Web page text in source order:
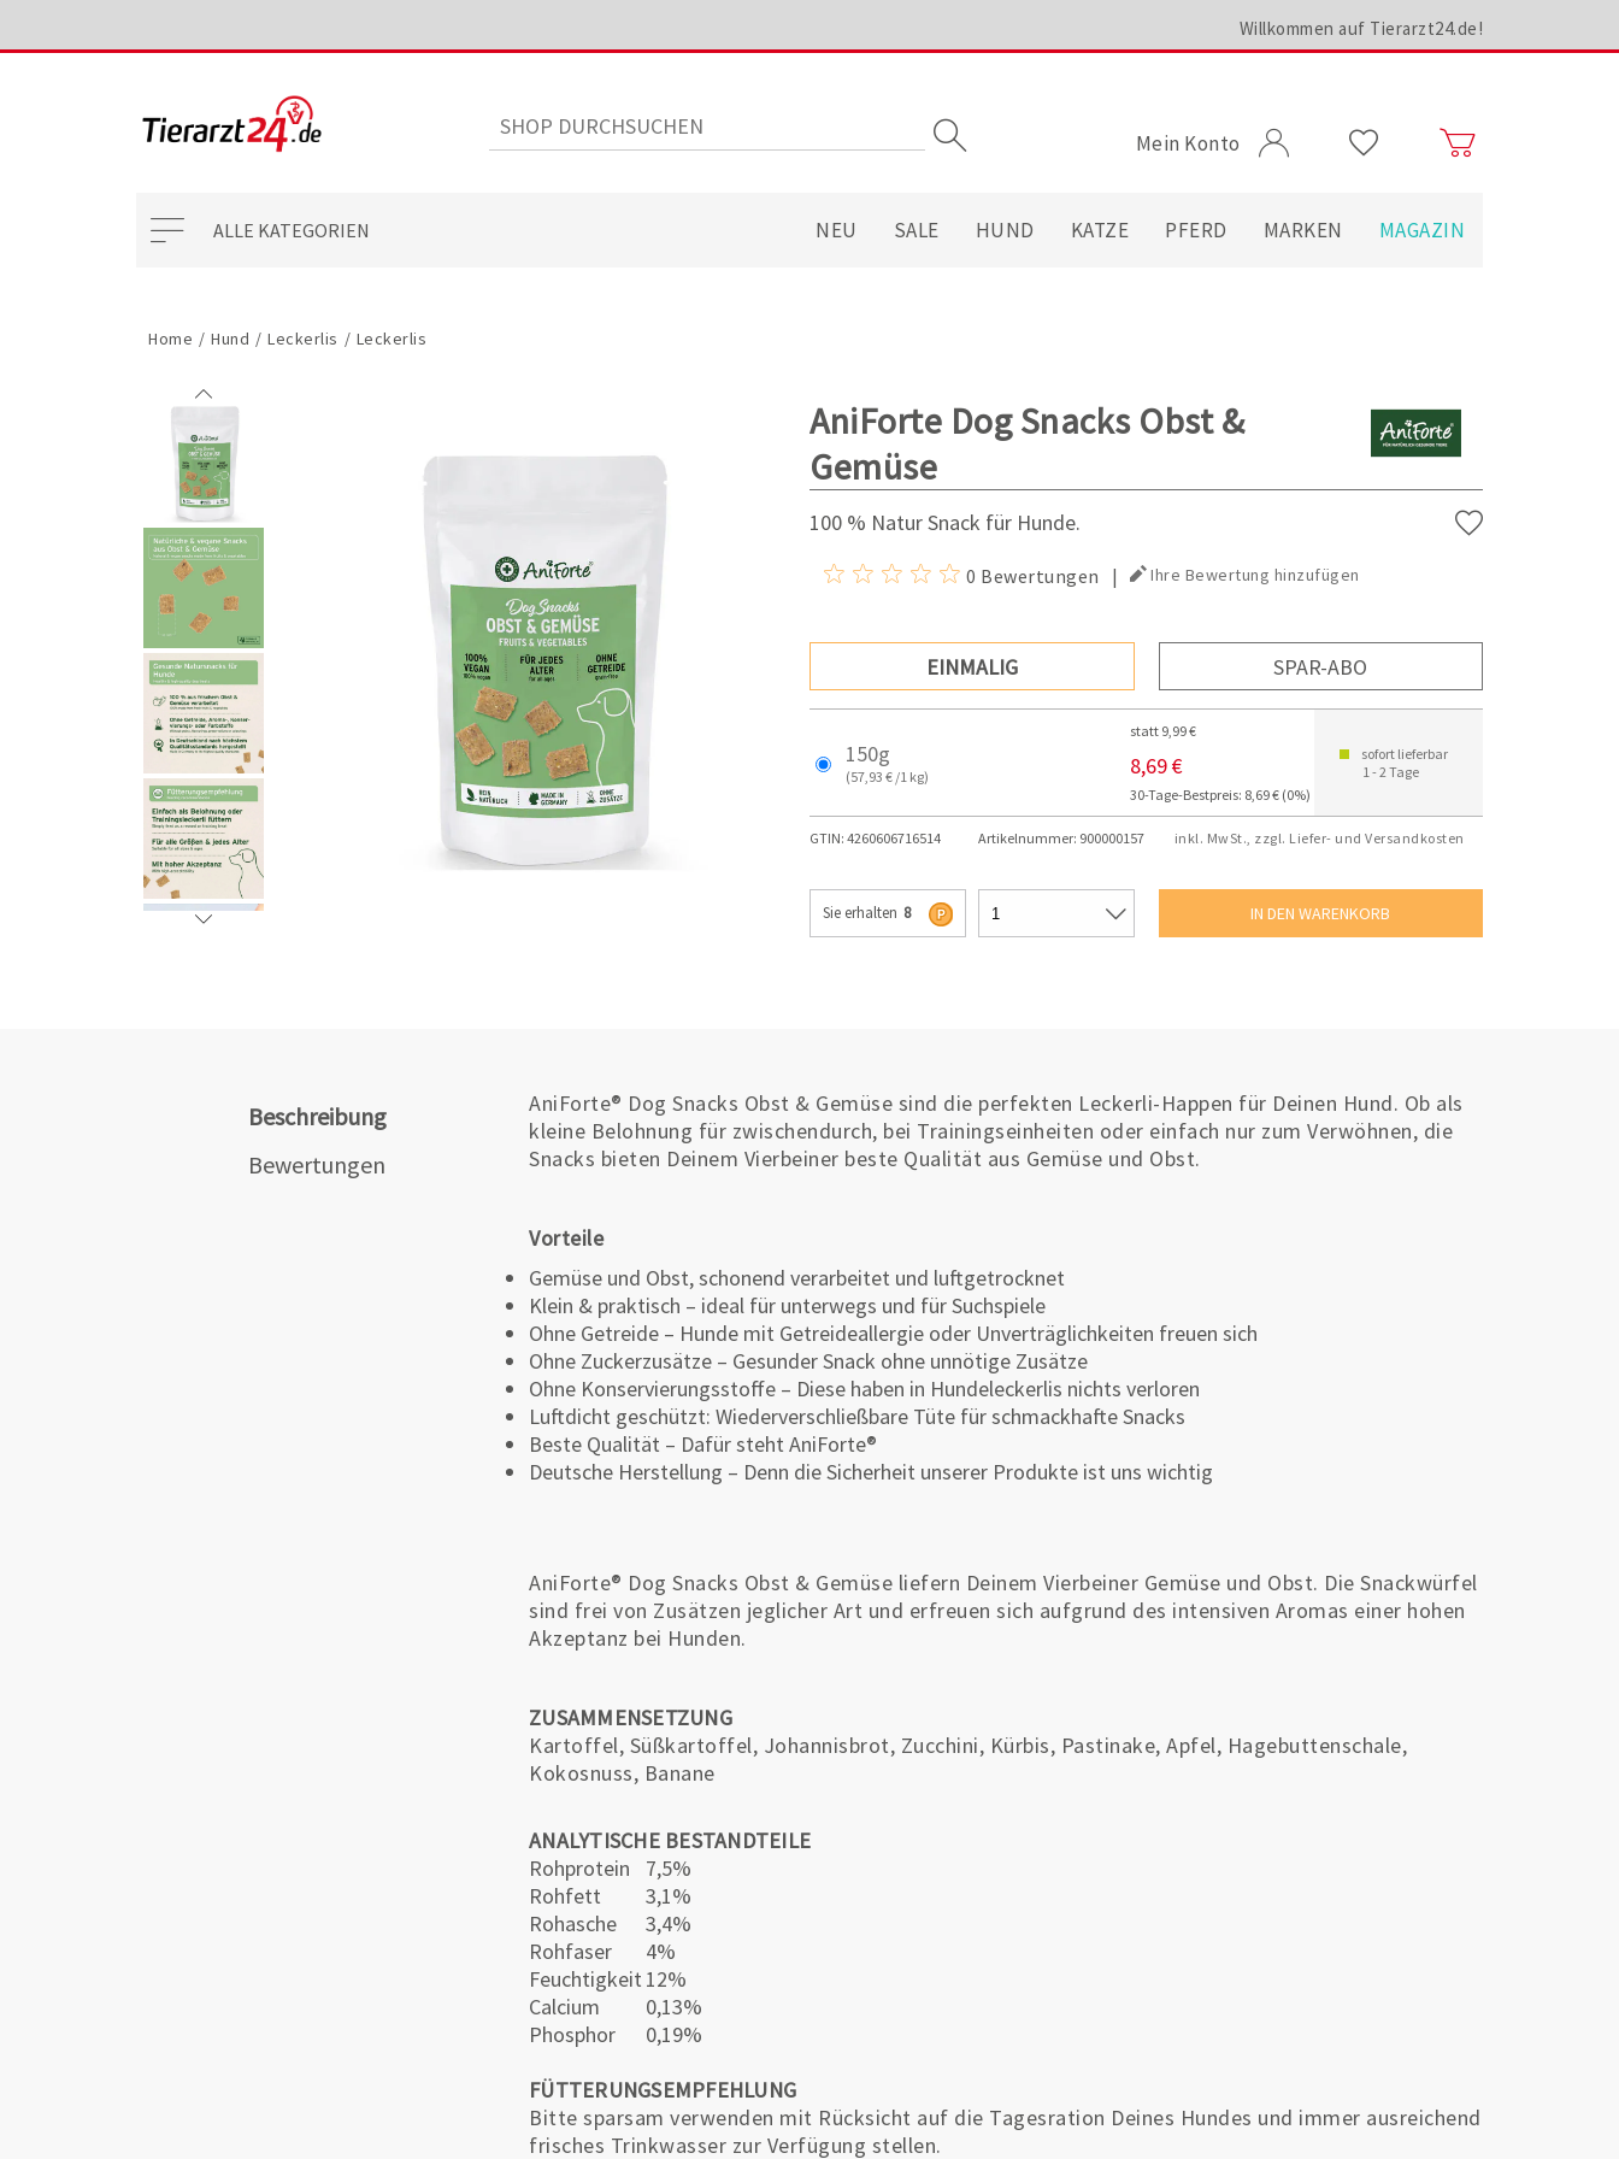
Willkommen auf Tierarzt24.de!
Mein Konto
ALLE KATEGORIEN NEU SALE HUND KATZE PFERD MARKEN MAGAZIN
Home / Hund / Leckerlis / Leckerlis
AniForte Dog Snacks Obst &
Gemüse
100 % Natur Snack für Hunde.
0 Bewertungen | Ihre Bewertung hinzufügen
EINMALIG SPAR-ABO
150g
(57,93 € /1 kg)
statt 9,99 €
8,69 €
30-Tage-Bestpreis: 8,69 € (0%)
sofort lieferbar
1 - 2 Tage
GTIN: 4260606716514 Artikelnummer: 900000157 inkl. MwSt., zzgl. Liefer- und Versandkosten
Sie erhalten 8
Beschreibung
Bewertungen
AniForte® Dog Snacks Obst & Gemüse sind die perfekten Leckerli-Happen für Deinen Hund. Ob als
kleine Belohnung für zwischendurch, bei Trainingseinheiten oder einfach nur zum Verwöhnen, die
Snacks bieten Deinem Vierbeiner beste Qualität aus Gemüse und Obst.
Vorteile
Gemüse und Obst, schonend verarbeitet und luftgetrocknet
Klein & praktisch – ideal für unterwegs und für Suchspiele
Ohne Getreide – Hunde mit Getreideallergie oder Unverträglichkeiten freuen sich
Ohne Zuckerzusätze – Gesunder Snack ohne unnötige Zusätze
Ohne Konservierungsstoffe – Diese haben in Hundeleckerlis nichts verloren
Luftdicht geschützt: Wiederverschließbare Tüte für schmackhafte Snacks
Beste Qualität – Dafür steht AniForte®
Deutsche Herstellung – Denn die Sicherheit unserer Produkte ist uns wichtig
AniForte® Dog Snacks Obst & Gemüse liefern Deinem Vierbeiner Gemüse und Obst. Die Snackwürfel
sind frei von Zusätzen jeglicher Art und erfreuen sich aufgrund des intensiven Aromas einer hohen
Akzeptanz bei Hunden.
ZUSAMMENSETZUNG
Kartoffel, Süßkartoffel, Johannisbrot, Zucchini, Kürbis, Pastinake, Apfel, Hagebuttenschale,
Kokosnuss, Banane
ANALYTISCHE BESTANDTEILE
Rohprotein
7,5%
Rohfett
3,1%
Rohasche
3,4%
Rohfaser
4%
Feuchtigkeit 12%
Calcium
0,13%
Phosphor
0,19%
FÜTTERUNGSEMPFEHLUNG
Bitte sparsam verwenden mit Rücksicht auf die Tagesration Deines Hundes und immer ausreichend
frisches Trinkwasser zur Verfügung stellen.